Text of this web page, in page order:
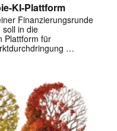
KI-Plattform
Finanzierungsrunde
in die
Plattform für
…